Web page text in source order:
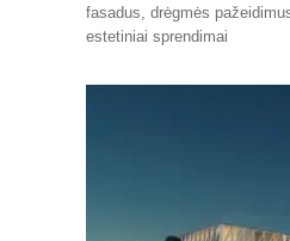
fasadus, drėgmės
estetiniai sprendimai